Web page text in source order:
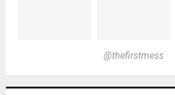
@thefirstmess